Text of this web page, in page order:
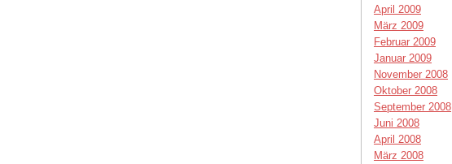
April 2009
März 2009
Februar 2009
Januar 2009
November 2008
Oktober 2008
September 2008
Juni 2008
April 2008
März 2008